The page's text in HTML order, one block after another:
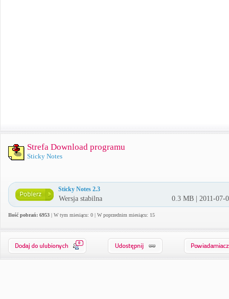
Strefa Download programu
Sticky Notes
Sticky Notes 2.3
Wersja stabilna 0.3 MB | 2011-07-
Ilość pobrań: 6953 | W tym miesiącu: 0 | W poprzednim miesiącu: 15
0